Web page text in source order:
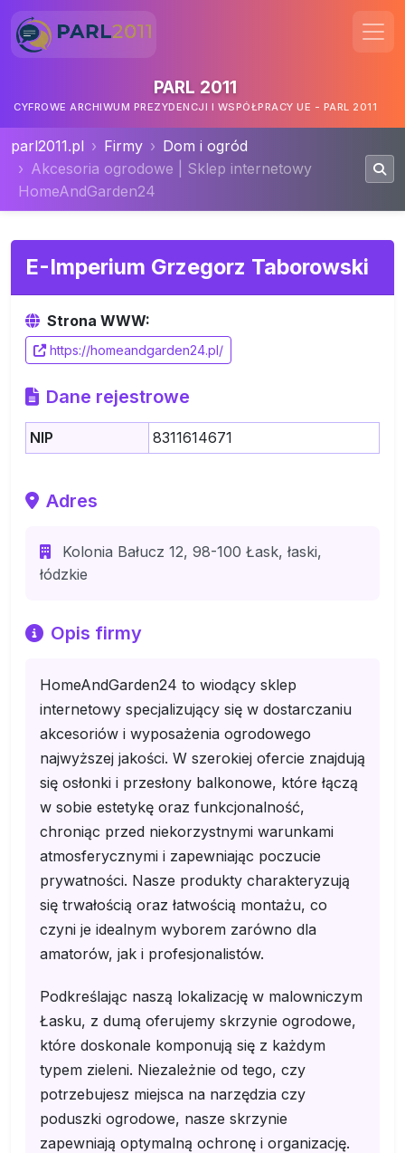
PARL 2011
CYFROWE ARCHIWUM PREZYDENCJI I WSPÓŁPRACY UE - PARL 2011
parl2011.pl Firmy
Dom i ogród
Akcesoria ogrodowe | Sklep internetowy
HomeAndGarden24
E-Imperium Grzegorz Taborowski
Strona WWW:
https://homeandgarden24.pl/
Dane rejestrowe
NIP 8311614671
Adres
Kolonia Bałucz 12, 98-100 Łask, łaski,
łódzkie
Opis firmy
HomeAndGarden24 to wiodący sklep
internetowy specjalizujący się w dostarczaniu
akcesoriów i wyposażenia ogrodowego
najwyższej jakości. W szerokiej ofercie znajdują
się osłonki i przesłony balkonowe, które łączą
w sobie estetykę oraz funkcjonalność,
chroniąc przed niekorzystnymi warunkami
atmosferycznymi i zapewniając poczucie
prywatności. Nasze produkty charakteryzują
się trwałością oraz łatwością montażu, co
czyni je idealnym wyborem zarówno dla
amatorów, jak i profesjonalistów.
Podkreślając naszą lokalizację w malowniczym
Łasku, z dumą oferujemy skrzynie ogrodowe,
które doskonale komponują się z każdym
typem zieleni. Niezależnie od tego, czy
potrzebujesz miejsca na narzędzia czy
poduszki ogrodowe, nasze skrzynie
zapewniają optymalną ochronę i organizację.